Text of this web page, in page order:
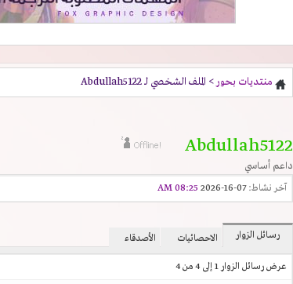
منتديات بحور > الملف الشخصي لـ Abdullah5122
Abdullah5122
داعم أساسي
آخر نشاط:07-16-2026
08:25 AM
رسائل الزوار الاحصائيات الأصدقاء
عرض رسائل الزوار 1 إلى 4من4